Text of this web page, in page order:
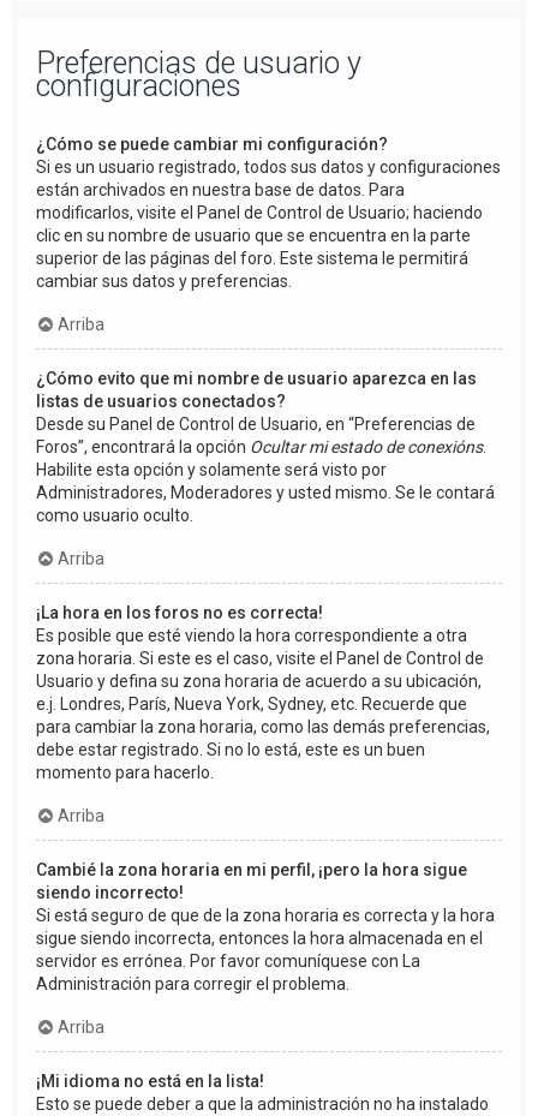
Preferencias de usuario y
configuraciones
¿Cómo se puede cambiar mi configuración?
Si es un usuario registrado, todos sus datos y configuraciones
están archivados en nuestra base de datos. Para
modificarlos, visite el Panel de Control de Usuario; haciendo
clic en su nombre de usuario que se encuentra en la parte
superior de las páginas del foro. Este sistema le permitirá
cambiar sus datos y preferencias.
Arriba
¿Cómo evito que mi nombre de usuario aparezca en las
listas de usuarios conectados?
Desde su Panel de Control de Usuario, en “Preferencias de
Foros”, encontrará la opción Ocultar mi estado de conexións.
Habilite esta opción y solamente será visto por
Administradores, Moderadores y usted mismo. Se le contará
como usuario oculto.
Arriba
¡La hora en los foros no es correcta!
Es posible que esté viendo la hora correspondiente a otra
zona horaria. Si este es el caso, visite el Panel de Control de
Usuario y defina su zona horaria de acuerdo a su ubicación,
e.j. Londres, París, Nueva York, Sydney, etc. Recuerde que
para cambiar la zona horaria, como las demás preferencias,
debe estar registrado. Si no lo está, este es un buen
momento para hacerlo.
Arriba
Cambié la zona horaria en mi perfil, ¡pero la hora sigue
siendo incorrecto!
Si está seguro de que de la zona horaria es correcta y la hora
sigue siendo incorrecta, entonces la hora almacenada en el
servidor es errónea. Por favor comuníquese con La
Administración para corregir el problema.
Arriba
¡Mi idioma no está en la lista!
Esto se puede deber a que la administración no ha instalado